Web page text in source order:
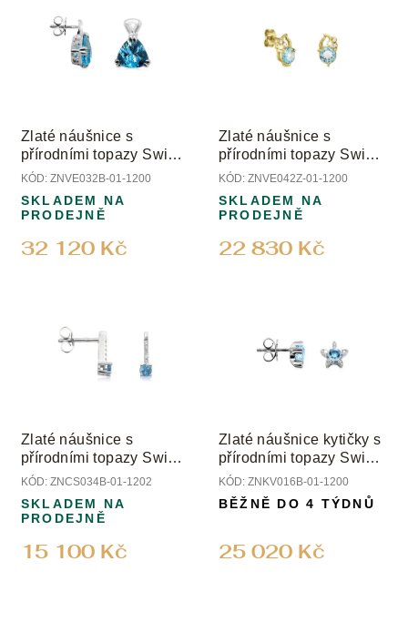
k
t
ů
o
d
u
k
ů
Zlaté náušnice s
přírodními topazy Swiss
a diamanty
KÓD: ZNVE032B-01-1200
32 120 Kč
SKLADEM NA
PRODEJNĚ
Zlaté náušnice s
přírodními topazy Swiss
a diamanty
KÓD: ZNVE042Z-01-1200
22 830 Kč
SKLADEM NA
PRODEJNĚ
Zlaté náušnice s
přírodními topazy Swiss
a diamanty
KÓD: ZNCS034B-01-1202
15 100 Kč
SKLADEM NA
PRODEJNĚ
Zlaté náušnice kytičky s
přírodními topazy Swiss
a diamanty
KÓD: ZNKV016B-01-1200
25 020 Kč
BĚŽNĚ DO 4 TÝDNŮ